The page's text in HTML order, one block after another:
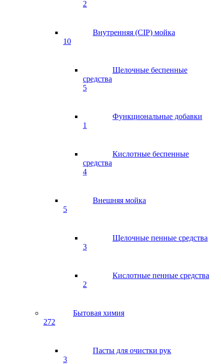
2
Внутренняя (CIP) мойка
10
Щелочные беспенные
средства
5
Функциональные добавки
1
Кислотные беспенные
средства
4
Внешняя мойка
5
Щелочные пенные средства
3
Кислотные пенные средства
2
Бытовая химия
272
Пасты для очистки рук
3